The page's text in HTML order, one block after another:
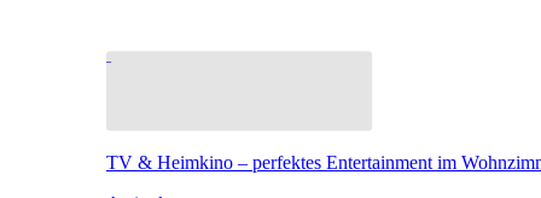
TV & Heimkino – perfektes Entertainment im